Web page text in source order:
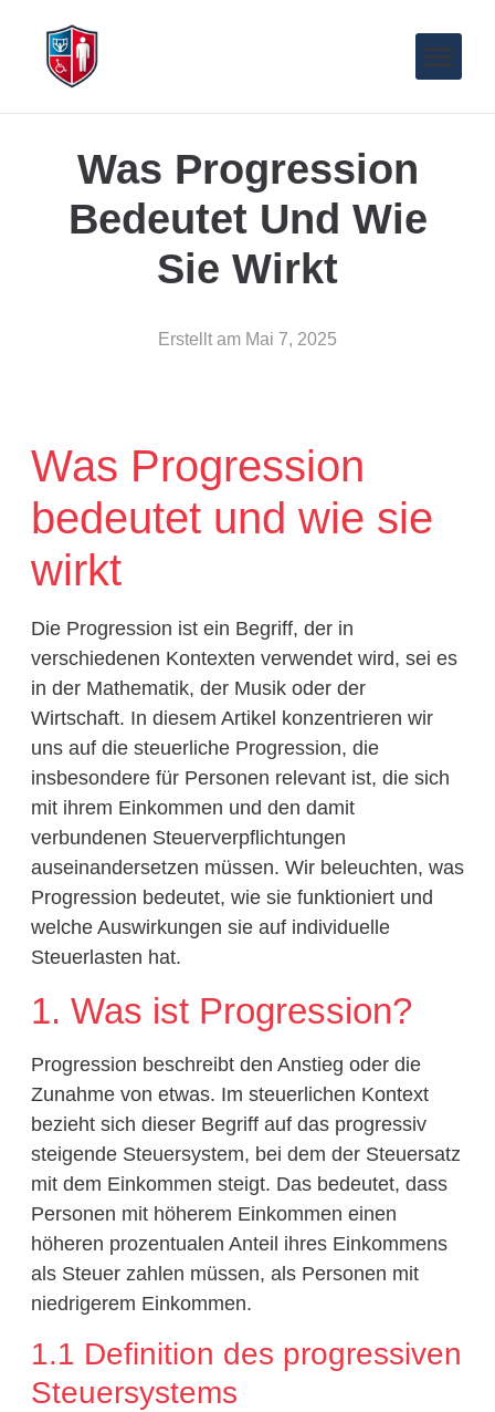
Was Progression
Bedeutet Und Wie
Sie Wirkt
Erstellt am Mai 7, 2025
Was Progression
bedeutet und wie sie
wirkt
Die Progression ist ein Begriff, der in
verschiedenen Kontexten verwendet wird, sei es
in der Mathematik, der Musik oder der
Wirtschaft. In diesem Artikel konzentrieren wir
uns auf die steuerliche Progression, die
insbesondere für Personen relevant ist, die sich
mit ihrem Einkommen und den damit
verbundenen Steuerverpflichtungen
auseinandersetzen müssen. Wir beleuchten, was
Progression bedeutet, wie sie funktioniert und
welche Auswirkungen sie auf individuelle
Steuerlasten hat.
1. Was ist Progression?
Progression beschreibt den Anstieg oder die
Zunahme von etwas. Im steuerlichen Kontext
bezieht sich dieser Begriff auf das progressiv
steigende Steuersystem, bei dem der Steuersatz
mit dem Einkommen steigt. Das bedeutet, dass
Personen mit höherem Einkommen einen
höheren prozentualen Anteil ihres Einkommens
als Steuer zahlen müssen, als Personen mit
niedrigerem Einkommen.
1.1 Definition des progressiven
Steuersystems